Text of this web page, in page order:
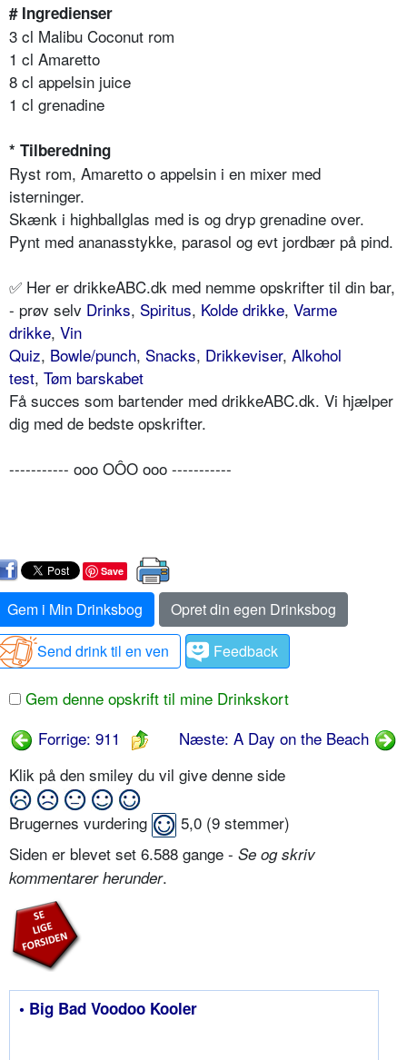
# Ingredienser
3 cl Malibu Coconut rom
1 cl Amaretto
8 cl appelsin juice
1 cl grenadine
* Tilberedning
Ryst rom, Amaretto o appelsin i en mixer med
isterninger.
Skænk i highballglas med is og dryp grenadine over.
Pynt med ananasstykke, parasol og evt jordbær på pind.
✅ Her er drikkeABC.dk med nemme opskrifter til din bar,
- prøv selv Drinks, Spiritus, Kolde drikke, Varme
drikke, Vin
Quiz, Bowle/punch, Snacks, Drikkeviser, Alkohol
test, Tøm barskabet
Få succes som bartender med drikkeABC.dk. Vi hjælper
dig med de bedste opskrifter.
----------- ooo OÔO ooo -----------
Save
Gem i Min Drinksbog
Opret din egen Drinksbog
Send drink til en ven
Feedback
Gem denne opskrift til mine Drinkskort
Forrige: 911
Næste: A Day on the Beach
Klik på den smiley du vil give denne side
Brugernes vurdering 5,0 (9 stemmer)
Siden er blevet set 6.588 gange - Se og skriv
kommentarer herunder.
• Big Bad Voodoo Kooler